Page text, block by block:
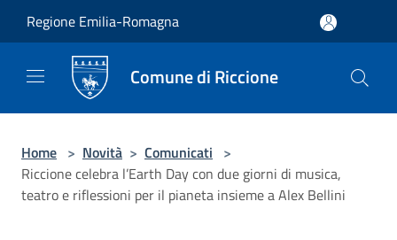
Regione Emilia-Romagna
Comune di Riccione
Home > Novità > Comunicati >
Riccione celebra l’Earth Day con due giorni di musica,
teatro e riflessioni per il pianeta insieme a Alex Bellini